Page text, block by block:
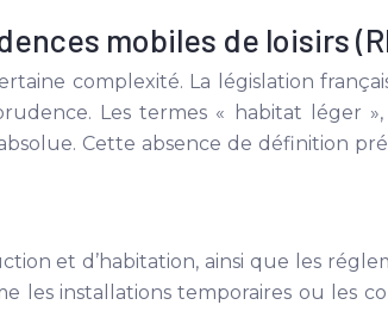
mobiles de loisirs
complexité. La législation
Les termes « habitat léger
Cette absence de définition
et d’habitation, ainsi que les
les installations temporaires ou les